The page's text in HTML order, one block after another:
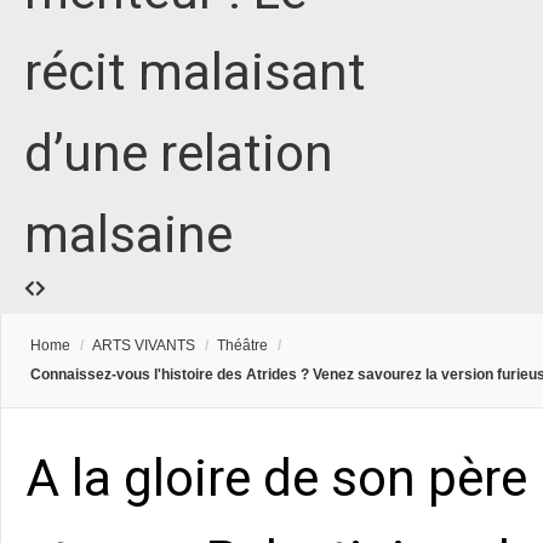
récit malaisant
d’une relation
malsaine
Home / ARTS VIVANTS / Théâtre
/
Connaissez-vous l'histoire des Atrides ? Venez savourez la version
A la gloire de son